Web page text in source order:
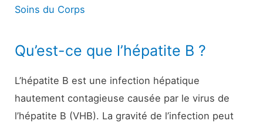
Soins du Corps
Qu’est-ce que l’hépatite B ?
L’hépatite B est une infection hépatique
hautement contagieuse causée par le virus de
l’hépatite B (VHB). La gravité de l’infection peut